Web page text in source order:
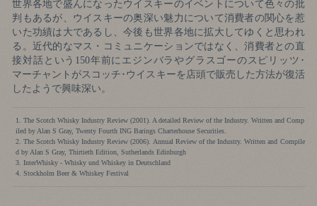
世界各地で盛んになったウイスキーのイベントについて色々の批
判もあるが、ウイスキーの奥深い魅力について消費者の関心を惹
いた功績は大であるし、今後も世界各地に拡大してゆくと思われ
る。近代的なマス・コミュニケーションではなく、消費者との直
接対話という150年前にエジンバラやグラスゴーのスピリッツ･
マーチャントがスコッチ･ウイスキーを店頭で販売した方法が復活
したようで興味深い。
1. The Scotch Whisky Industry Review (2001). A detailed Review of the Industry. Written and Comp
iled by Alan S Gray, Twenty Fourth ING Barings Charterhouse Securities.
2. The Scotch Whisky Industry Review (2006). Annual Review of the Industry. Written and Compile
d by Alan S Gray, Thirtieth Edition, Sutherlands Edinburgh
3. InterWhisky - Whisky und Whiskey in Deutschland
4. Stockholm Beer & Whiskey Festival